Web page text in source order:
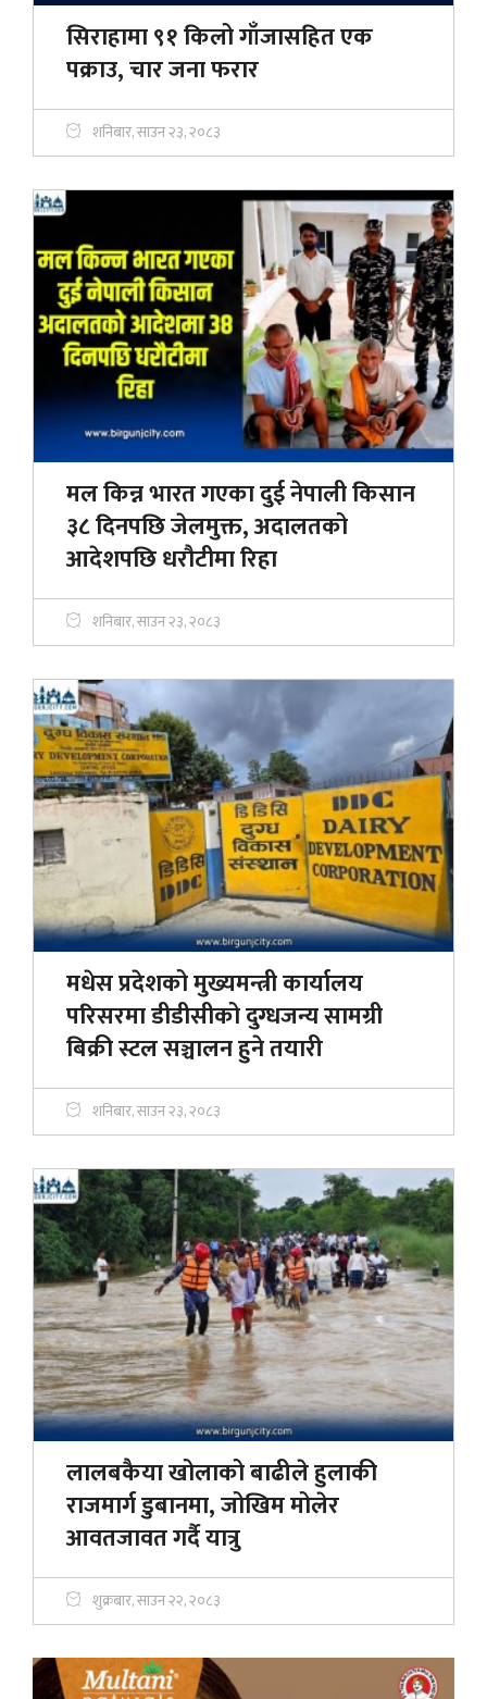
सिराहामा ९१ किलो गाँजासहित एक
पक्राउ, चार जना फरार
शनिबार, साउन २३, २०८३
मल किन्न भारत गएका दुई नेपाली किसान
३८ दिनपछि जेलमुक्त, अदालतको
आदेशपछि धरौटीमा रिहा
शनिबार, साउन २३, २०८३
मधेस प्रदेशको मुख्यमन्त्री कार्यालय
परिसरमा डीडीसीको दुग्धजन्य सामग्री
बिक्री स्टल सञ्चालन हुने तयारी
शनिबार, साउन २३, २०८३
लालबकैया खोलाको बाढीले हुलाकी
राजमार्ग डुबानमा, जोखिम मोलेर
आवतजावत गर्दै यात्रु
शुक्रबार, साउन २२, २०८३